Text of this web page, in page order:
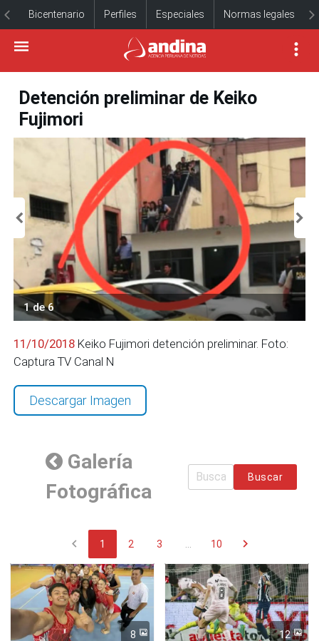
Bicentenario Perfiles Especiales Normas legales
Detención preliminar de Keiko
Fujimori
1 de 6
11/10/2018 Keiko Fujimori detención preliminar. Foto:
Captura TV Canal N
Descargar Imagen
Galería
Fotográfica
Buscar
chevron_left 1 2 3 10 chevron_right
8 12